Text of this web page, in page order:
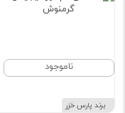
ناموجود
برند پارس خزر